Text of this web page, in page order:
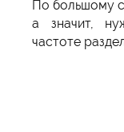
По большому
а значит,
частоте